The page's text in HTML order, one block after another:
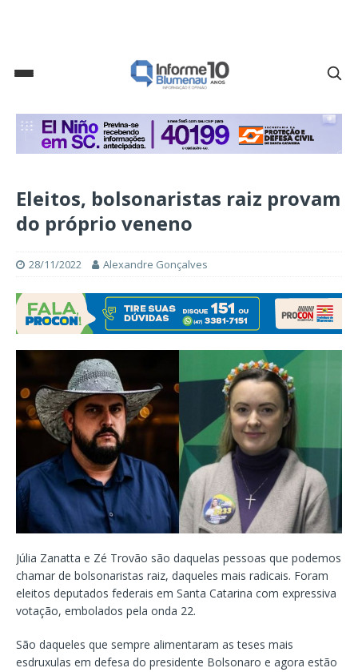
Eleitos, bolsonaristas raiz provam
do próprio veneno
28/11/2022 Alexandre Gonçalves
Júlia Zanatta e Zé Trovão são daquelas pessoas que podemos
chamar de bolsonaristas raiz, daqueles mais radicais. Foram
eleitos deputados federais em Santa Catarina com expressiva
votação, embolados pela onda 22.
São daqueles que sempre alimentaram as teses mais
esdruxulas em defesa do presidente Bolsonaro e agora estão